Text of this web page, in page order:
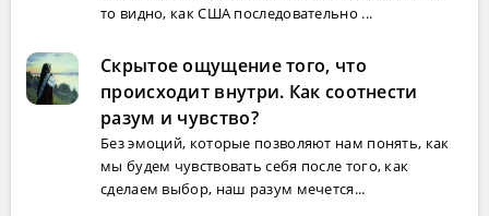
то видно, как США последовательно ...
Скрытое ощущение того, что
происходит внутри. Как соотнести
разум и чувство?
Без эмоций, которые позволяют нам понять, как
мы будем чувствовать себя после того, как
сделаем выбор, наш разум мечется...